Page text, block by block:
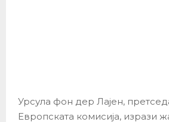
Урсула фон дер Лајен,
Европската комисија, изрази